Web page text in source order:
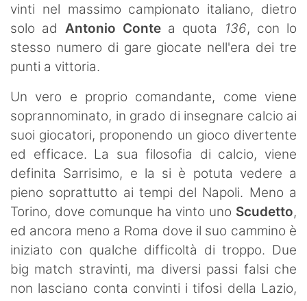
vinti nel massimo campionato italiano, dietro
solo ad Antonio Contea quota 136, con lo
stesso numero di gare giocate nell'era dei tre
punti a vittoria.
Un vero e proprio comandante, come viene
soprannominato, in grado di insegnare calcio ai
suoi giocatori, proponendo un gioco divertente
ed efficace. La sua filosofia di calcio, viene
definita Sarrisimo, e la si è potuta vedere a
pieno soprattutto ai tempi del Napoli. Meno a
Torino, dove comunque ha vinto uno Scudetto,
ed ancora meno a Roma dove il suo cammino è
iniziato con qualche difficoltà di troppo. Due
big match stravinti, ma diversi passi falsi che
non lasciano conta convinti i tifosi della Lazio,